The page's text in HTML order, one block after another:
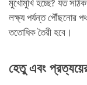
মুখোমুখি হচ্ছে? যত
লক্ষ্য পর্যন্ত পৌঁছনোর
ততোধিক তৈরী হবে।
হেতু এবং